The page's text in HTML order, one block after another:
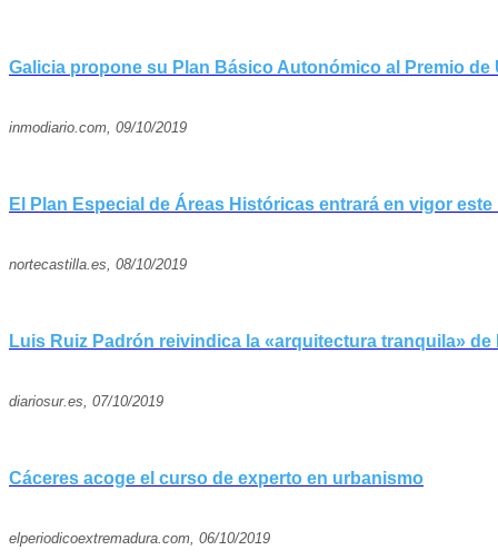
Galicia propone su Plan Básico Autonómico al Premio de
inmodiario.com, 09/10/2019
El Plan Especial de Áreas Históricas entrará en vigor este
nortecastilla.es, 08/10/2019
Luis Ruiz Padrón reivindica la «arquitectura tranquila» de
diariosur.es, 07/10/2019
Cáceres acoge el curso de experto en urbanismo
elperiodicoextremadura.com, 06/10/2019